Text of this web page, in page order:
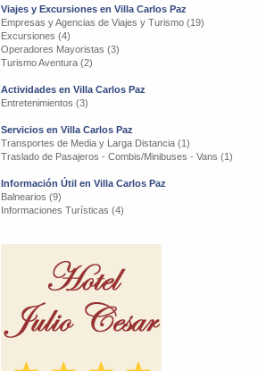
Viajes y Excursiones en Villa Carlos Paz
Empresas y Agencias de Viajes y Turismo (19)
Excursiones (4)
Operadores Mayoristas (3)
Turismo Aventura (2)
Actividades en Villa Carlos Paz
Entretenimientos (3)
Servicios en Villa Carlos Paz
Transportes de Media y Larga Distancia (1)
Traslado de Pasajeros - Combis/Minibuses - Vans (1)
Información Útil en Villa Carlos Paz
Balnearios (9)
Informaciones Turísticas (4)